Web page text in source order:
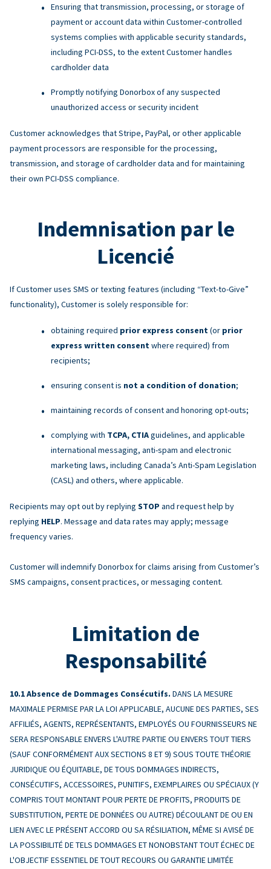
Ensuring that transmission, processing, or storage of
payment or account data within Customer-controlled
systems complies with applicable security standards,
including PCI-DSS, to the extent Customer handles
cardholder data
Promptly notifying Donorbox of any suspected
unauthorized access or security incident
Customer acknowledges that Stripe, PayPal, or other applicable
payment processors are responsible for the processing,
transmission, and storage of cardholder data and for maintaining
their own PCI-DSS compliance.
Indemnisation par le
Licencié
If Customer uses SMS or texting features (including “Text-to-Give”
functionality), Customer is solely responsible for:
obtaining required prior express consent (or prior
express written consent where required) from
recipients;
ensuring consent is not a condition of donation;
maintaining records of consent and honoring opt-outs;
complying with TCPA, CTIAguidelines, and applicable
international messaging, anti-spam and electronic
marketing laws, including Canada’s Anti-Spam Legislation
(CASL) and others, where applicable.
Recipients may opt out by replying STOP and request help by
replying HELP. Message and data rates may apply; message
frequency varies.
Customer will indemnify Donorbox for claims arising from Customer’s
SMS campaigns, consent practices, or messaging content.
Limitation de
Responsabilité
Absence de Dommages Consécutifs. DANS LA MESURE
MAXIMALE PERMISE PAR LA LOI APPLICABLE, AUCUNE DES PARTIES, SES
AFFILIÉS, AGENTS, REPRÉSENTANTS, EMPLOYÉS OU FOURNISSEURS NE
SERA RESPONSABLE ENVERS L'AUTRE PARTIE OU ENVERS TOUT TIERS
(SAUF CONFORMÉMENT AUX SECTIONS 8 ET 9) SOUS TOUTE THÉORIE
JURIDIQUE OU ÉQUITABLE, DE TOUS DOMMAGES INDIRECTS,
CONSÉCUTIFS, ACCESSOIRES, PUNITIFS, EXEMPLAIRES OU SPÉCIAUX (Y
COMPRIS TOUT MONTANT POUR PERTE DE PROFITS, PRODUITS DE
SUBSTITUTION, PERTE DE DONNÉES OU AUTRE) DÉCOULANT DE OU EN
LIEN AVEC LE PRÉSENT ACCORD OU SA RÉSILIATION, MÊME SI AVISÉ DE
LA POSSIBILITÉ DE TELS DOMMAGES ET NONOBSTANT TOUT ÉCHEC DE
L'OBJECTIF ESSENTIEL DE TOUT RECOURS OU GARANTIE LIMITÉE